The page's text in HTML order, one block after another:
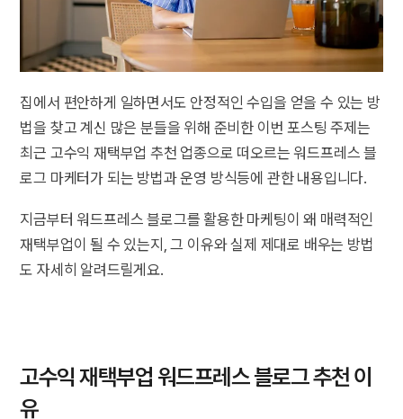
집에서 편안하게 일하면서도 안정적인 수입을 얻을 수 있는 방
법을 찾고 계신 많은 분들을 위해 준비한 이번 포스팅 주제는
최근 고수익 재택부업 추천 업종으로 떠오르는 워드프레스 블
로그 마케터가 되는 방법과 운영 방식등에 관한 내용입니다.
지금부터 워드프레스 블로그를 활용한 마케팅이 왜 매력적인
재택부업이 될 수 있는지, 그 이유와 실제 제대로 배우는 방법
도 자세히 알려드릴게요.
고수익 재택부업 워드프레스 블로그 추천 이
유